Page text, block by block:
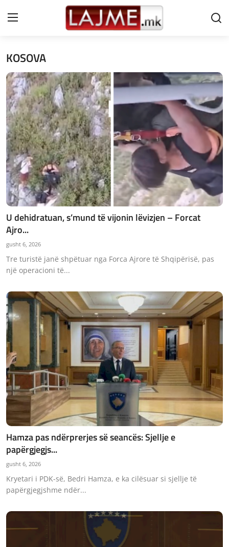
Shtëpi
LAJME MAQEDONI
SHQIPERI
KOSOVA
LAJME NGA BOTA
SHOWBIZ
SPORT
SHENDETI
JETA
Gallery
Shqip
KOSOVA
U dehidratuan, s’mund të vijonin lëvizjen – Forcat
Ajro...
gusht 6, 2026
Tre turistë janë shpëtuar nga Forca Ajrore të Shqipërisë, pas
një operacioni të...
Hamza pas ndërprerjes së seancës: Sjellje e
papërgjegjs...
gusht 6, 2026
Kryetari i PDK-së, Bedri Hamza, e ka cilësuar si sjellje të
papërgjegjshme ndër...